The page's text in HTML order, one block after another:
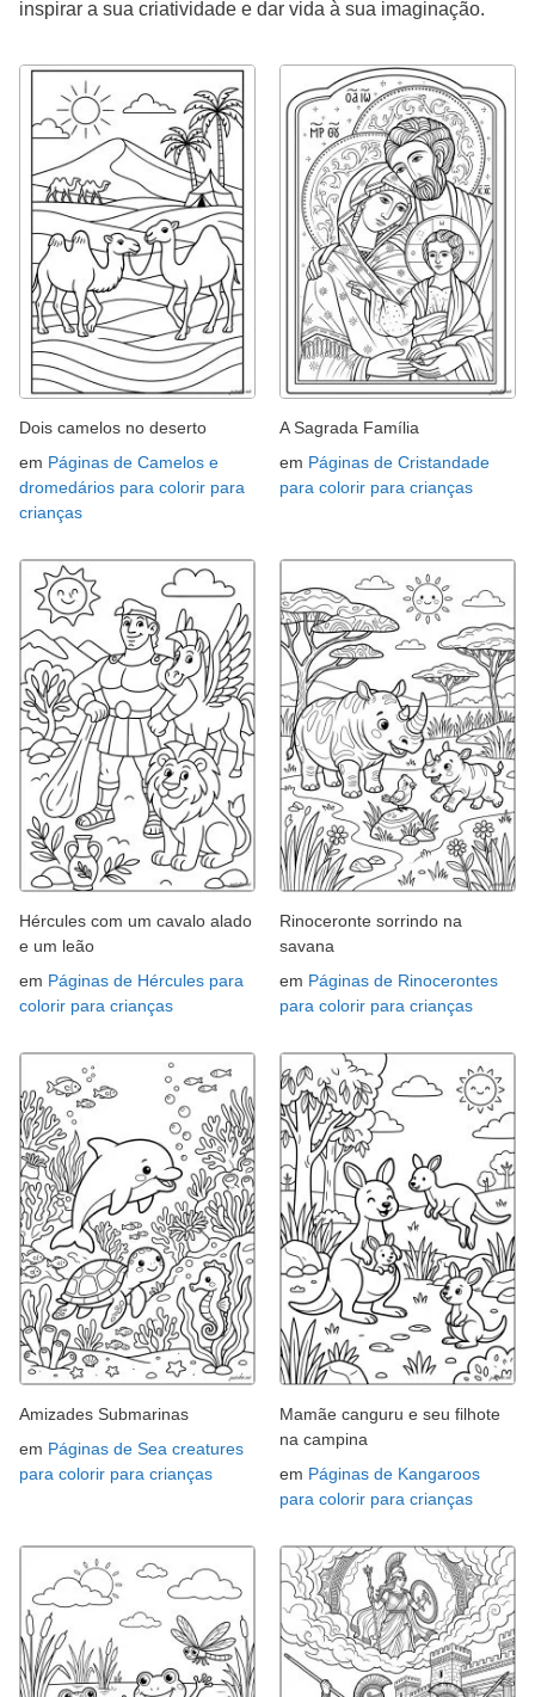
inspirar a sua criatividade e dar vida à sua imaginação.
Dois camelos no deserto
em Páginas de Camelos e
dromedários para colorir para
crianças
A Sagrada Família
em Páginas de Cristandade
para colorir para crianças
Hércules com um cavalo alado
e um leão
em Páginas de Hércules para
colorir para crianças
Rinoceronte sorrindo na
savana
em Páginas de Rinocerontes
para colorir para crianças
Amizades Submarinas
em Páginas de Sea creatures
para colorir para crianças
Mamãe canguru e seu filhote
na campina
em Páginas de Kangaroos
para colorir para crianças